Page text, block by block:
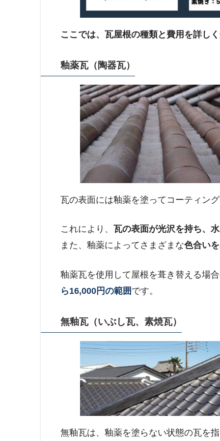
ここでは、瓦屋根の種類と費用を詳し
釉薬瓦（陶器瓦）
瓦の表面には釉薬を塗ってコーティン
これにより、 瓦の表面が光沢を持ち、
また、釉薬によってさまざまな色合い
釉薬瓦を使用して屋根を葺き替える場
ら16,000円の範囲 です。
無釉瓦（いぶし瓦、素焼瓦）
無釉瓦は、釉薬を塗らない状態の瓦を